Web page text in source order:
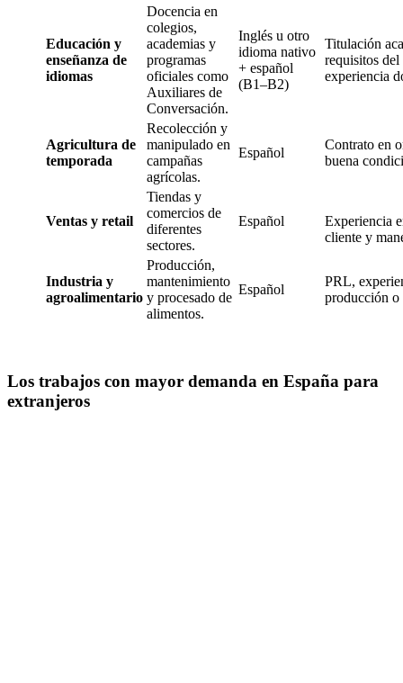
Educación y
enseñanza de
idiomas
Docencia en
colegios,
academias y
programas
oficiales como
Auxiliares de
Conversación.
Inglés u otro
idioma nativo
+ español
(B1–B2)
Titulación
requisitos del
experiencia
Agricultura de
temporada
Recolección y
manipulado en
campañas
agrícolas.
Español
Contrato en
buena
Ventas y retail
Tiendas y
comercios de
diferentes
sectores.
Español
Experiencia
cliente y
Industria y
agroalimentario
Producción,
mantenimiento
y procesado de
alimentos.
Español
PRL,
producción o
Los trabajos con mayor demanda en España para
extranjeros